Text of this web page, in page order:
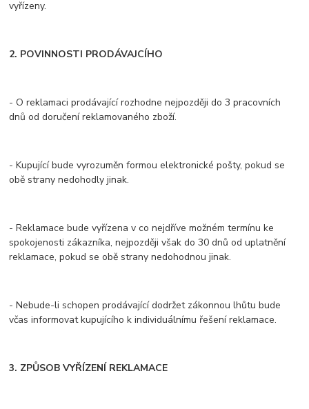
vyřízeny.
2. POVINNOSTI PRODÁVAJCÍHO
- O reklamaci prodávající rozhodne nejpozději do 3 pracovních
dnů od doručení reklamovaného zboží.
- Kupující bude vyrozuměn formou elektronické pošty, pokud se
obě strany nedohodly jinak.
- Reklamace bude vyřízena v co nejdříve možném termínu ke
spokojenosti zákazníka, nejpozději však do 30 dnů od uplatnění
reklamace, pokud se obě strany nedohodnou jinak.
- Nebude-li schopen prodávající dodržet zákonnou lhůtu bude
včas informovat kupujícího k individuálnímu řešení reklamace.
3. ZPŮSOB VYŘÍZENÍ REKLAMACE